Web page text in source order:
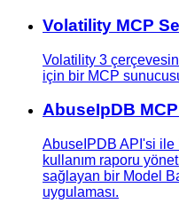
Volatility MCP
Volatility 3
için bir MCP
AbuseIpDB
AbuseIPDB API'si ile
kullanım raporu
sağlayan bir Model
uygulaması.